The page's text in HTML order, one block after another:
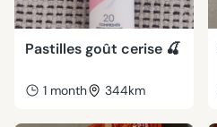
Pastilles goût cerise 🍒
1 month 344km